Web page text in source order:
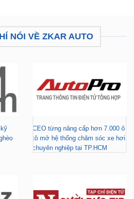
NÓI VỀ ZKAR AUTO
CEO từng nâng cấp hơn 7.000 ô
tô mở hệ thống chăm sóc xe hơi
chuyên nghiệp tại TP.HCM